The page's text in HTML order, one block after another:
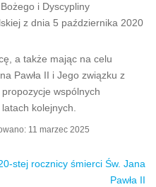
i Dyscypliny
z dnia 5 października 2020
a także mając na celu
Pawła II i Jego związku z
wspólnych
kolejnych.
11 marzec 2025
stej rocznicy śmierci Św. Jana
Pawła II